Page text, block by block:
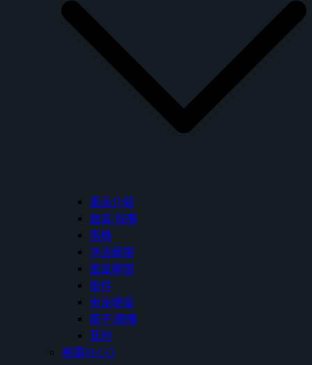
產品介紹
面盆/浴櫃
馬桶
沐浴龍頭
面盆龍頭
掛件
免治便座
鏡子/鏡櫃
其他
美國RECO